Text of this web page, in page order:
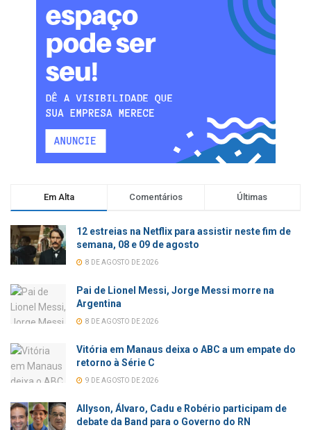
Em Alta Comentários Últimas
12 estreias na Netflix para assistir neste fim de
semana, 08 e 09 de agosto
8 DE AGOSTO DE 2026
Pai de Lionel Messi, Jorge Messi morre na
Argentina
8 DE AGOSTO DE 2026
Vitória em Manaus deixa o ABC a um empate do
retorno à Série C
9 DE AGOSTO DE 2026
Allyson, Álvaro, Cadu e Robério participam de
debate da Band para o Governo do RN